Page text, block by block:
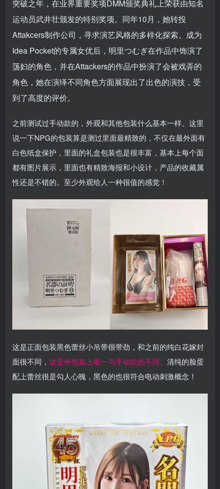
突破之年，在业界重要奖项DMM颁奖典礼上荣获由知名
运动员武井壮颁发的特别奖项。同年10月，她转投
Attakcers制作公司，寻求演艺风格的多样化探索。成为
Idea Pocket的专属女优后，明里つむぎ在作品中饰演了
荡妇的角色，并在Attackers的作品中扮演了会被戏弄的
角色，她在演绎不同角色方面展现出了出色的演技，受
到了高度的评价。
之前测试过手动款的，外观和其他包装什么基本一样。这里
说一下NPG的包装算是测过里面最精致的，不仅在最外面有
白色纸盒保护，里面的礼盒包装也是很丰富，基本上每个面
都有图片展示，里面也有精致海报和小设计，产品的收藏属
性还是不错的。至少外观给人一种很值的感觉！
这是正面包装黑色蕾丝小吊带很带劲，和之前的纯白花嫁封
面很不同， 这是外包装上唯一与手动款的不同。 清纯的脸蛋
配上蕾丝很是勾人心魄，黑色的也很符合电动刺激概念！